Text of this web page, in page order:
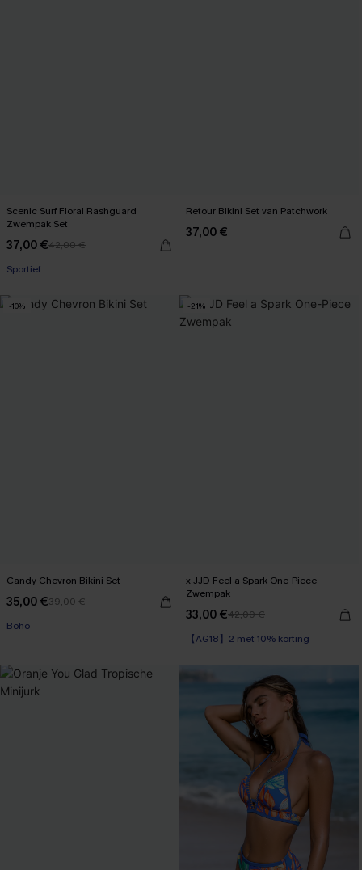
Scenic Surf Floral Rashguard
Zwempak Set
37,00 €42,00 €
Sportief
Retour Bikini Set van Patchwork
37,00 €
-10%
Candy Chevron Bikini Set
35,00 €39,00 €
【AG18】2 met 10% korting
Boho
-21%
x JJD Feel a Spark One-Piece
Zwempak
33,00 €42,00 €
【AG18】2 met 10% korting